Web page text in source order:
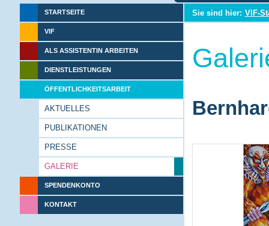
STARTSEITE
VIF
ALS ASSISTENTIN ARBEITEN
DIENSTLEISTUNGEN
ÖFFENTLICHKEITSARBEIT
AKTUELLES
PUBLIKATIONEN
PRESSE
GALERIE
SPENDENKONTO
KONTAKT
Sie sind hier: VIF-